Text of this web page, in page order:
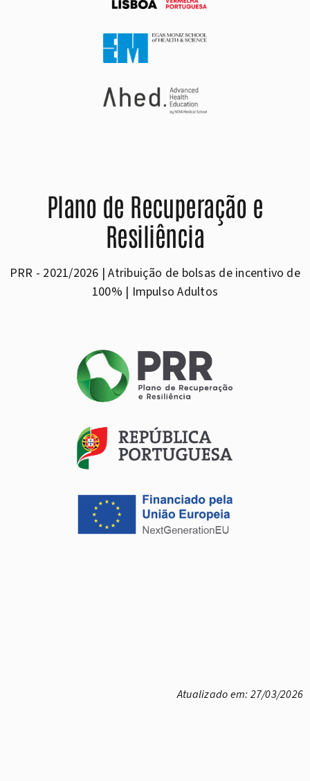
Plano de Recuperação e
Resiliência
PRR - 2021/2026 | Atribuição de bolsas de incentivo de
100% | Impulso Adultos
Atualizado em: 27/03/2026